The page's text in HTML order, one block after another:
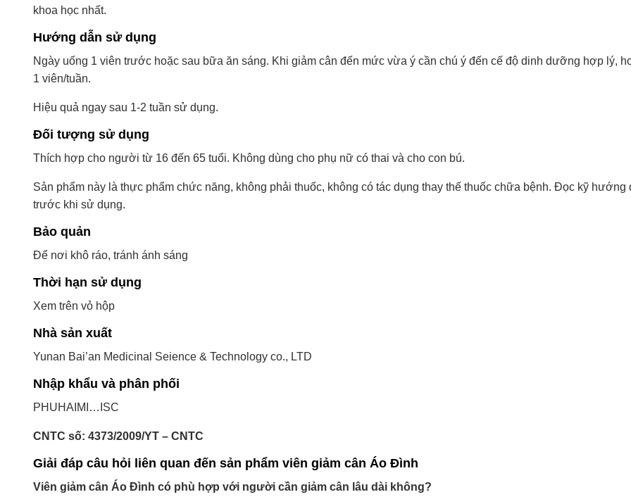
khoa học nhất.
Hướng dẫn sử dụng
Ngày uống 1 viên trước hoặc sau bữa ăn sáng. Khi giảm cân đến mức vừa ý cần chú ý đến cế độ dinh dưỡng hợp lý,
1 viên/tuần.
Hiệu quả ngay sau 1-2 tuần sử dụng.
Đối tượng sử dụng
Thích hợp cho người từ 16 đến 65 tuổi. Không dùng cho phụ nữ có thai và cho con bú.
Sản phẩm này là thực phẩm chức năng, không phải thuốc, không có tác dụng thay thế thuốc chữa bệnh. Đọc kỹ hướng
trước khi sử dụng.
Bảo quản
Để nơi khô ráo, tránh ánh sáng
Thời hạn sử dụng
Xem trên vỏ hộp
Nhà sản xuất
Yunan Bai’an Medicinal Seience & Technology co., LTD
Nhập khẩu và phân phối
PHUHAIMI…ISC
CNTC số: 4373/2009/YT – CNTC
Giải đáp câu hỏi liên quan đến sản phẩm viên giảm cân Áo Đình
Viên giảm cân Áo Đình có phù hợp với người cần giảm cân lâu dài không?